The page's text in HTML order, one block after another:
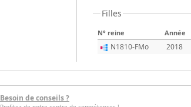
Filles
N° reine Année
N1810-FMo 2018
Besoin de conseils ?